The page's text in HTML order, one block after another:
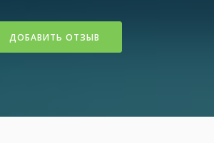
ДОБАВИТЬ ОТЗЫВ